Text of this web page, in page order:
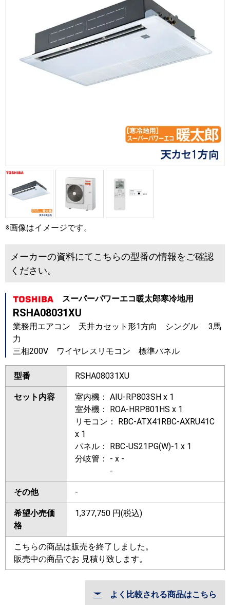
※画像はイメージです。
メーカーの資料にてこちらの型番の情報をご確認
ください。
スーパーパワーエコ暖太郎寒冷地用
RSHA08031XU
業務用エアコン 天井カセット形1方向 シングル 3馬
力
三相200V ワイヤレスリモコン 標準パネル
型番 RSHA08031XU
セット内容
室内機： AIU-RP803SH x 1
室外機： ROA-HRP801HS x 1
リモコン： RBC-ATX41RBC-AXRU41C
x 1
パネル： RBC-US21PG(W)-1 x 1
分岐管： - x -
-
その他 -
希望小売価
格
1,377,750 円(税込)
こちらの商品は販売を終了しました。
販売中の商品でお 見積り致します。
よく比較される商品はこちら